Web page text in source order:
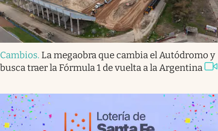
Cambios. La megaobra que cambia el Autódromo y
busca traer la Fórmula 1 de vuelta a la Argentina